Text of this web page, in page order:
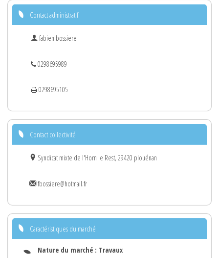
Contact administratif
fabien bossiere
0298695989
0298695105
Contact collectivité
Syndicat mixte de l'Horn le Rest, 29420 plouénan
fbossiere@hotmail.fr
Caractéristiques du marché
Nature du marché : Travaux